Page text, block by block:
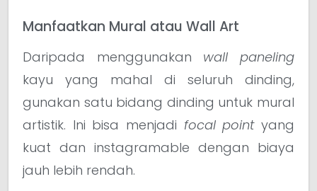
Manfaatkan Mural atau Wall Art
Daripada menggunakan wall paneling
kayu yang mahal di seluruh dinding,
gunakan satu bidang dinding untuk mural
artistik. Ini bisa menjadi focal pointyang
kuat dan instagramable dengan biaya
jauh lebih rendah.